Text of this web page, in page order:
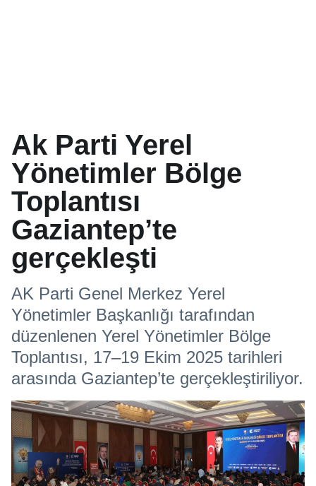
Ak Parti Yerel
Yönetimler Bölge
Toplantısı
Gaziantep’te
gerçekleşti
AK Parti Genel Merkez Yerel
Yönetimler Başkanlığı tarafından
düzenlenen Yerel Yönetimler Bölge
Toplantısı, 17–19 Ekim 2025 tarihleri
arasında Gaziantep’te gerçekleştiriliyor.